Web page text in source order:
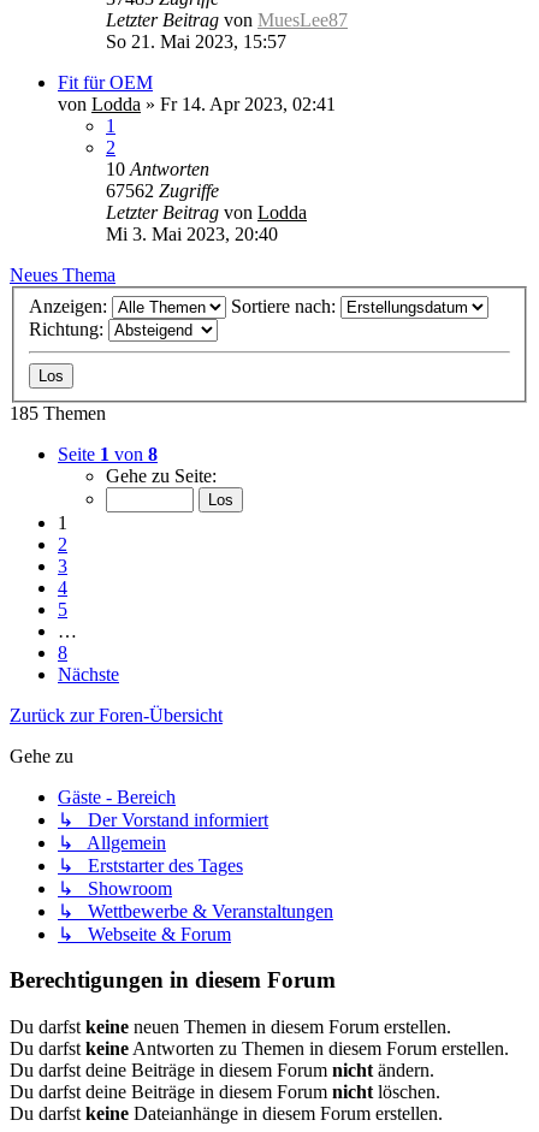
Letzter Beitrag von MuesLee87
So 21. Mai 2023, 15:57
Fit für OEM
von Lodda » Fr 14. Apr 2023, 02:41
1
2
10 Antworten
67562 Zugriffe
Letzter Beitrag von Lodda
Mi 3. Mai 2023, 20:40
Neues Thema
Anzeigen:
Sortiere nach:
Richtung:
185 Themen
Seite 1 von 8
Gehe zu Seite:
1
2
3
4
5
…
8
Nächste
Zurück zur Foren-Übersicht
Gehe zu
Gäste - Bereich
↳ Der Vorstand informiert
↳ Allgemein
↳ Erststarter des Tages
↳ Showroom
↳ Wettbewerbe & Veranstaltungen
↳ Webseite & Forum
Berechtigungen in diesem Forum
Du darfst keine neuen Themen in diesem Forum erstellen.
Du darfst keine Antworten zu Themen in diesem Forum erstellen.
Du darfst deine Beiträge in diesem Forum nicht ändern.
Du darfst deine Beiträge in diesem Forum nicht löschen.
Du darfst keine Dateianhänge in diesem Forum erstellen.